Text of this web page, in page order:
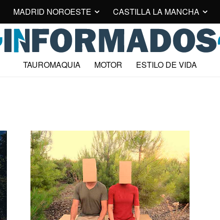
MADRID NOROESTE CASTILLA LA MANCHA
TAUROMAQUIA MOTOR ESTILO DE VIDA